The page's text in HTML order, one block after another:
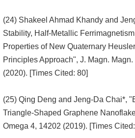
(24) Shakeel Ahmad Khandy and
Stability, Half-Metallic
Properties of New Quaternary
Principles Approach", J. Magn.
(2020). [Times Cited: 80]
(25) Qing Deng and Jeng-Da Chai*,
Triangle-Shaped Graphene
Omega 4, 14202 (2019). [Times